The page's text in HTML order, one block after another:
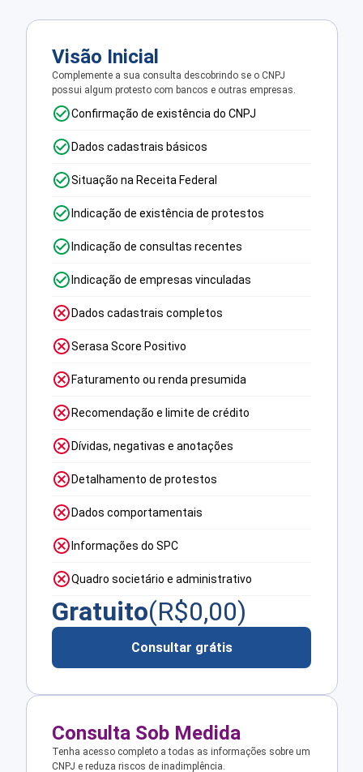
Visão Inicial
Complemente a sua consulta descobrindo se o CNPJ
possui algum protesto com bancos e outras empresas.
Confirmação de existência do CNPJ
Dados cadastrais básicos
Situação na Receita Federal
Indicação de existência de protestos
Indicação de consultas recentes
Indicação de empresas vinculadas
Dados cadastrais completos
Serasa Score Positivo
Faturamento ou renda presumida
Recomendação e limite de crédito
Dívidas, negativas e anotações
Detalhamento de protestos
Dados comportamentais
Informações do SPC
Quadro societário e administrativo
Gratuito(R$0,00)
Consultar grátis
Consulta Sob Medida
Tenha acesso completo a todas as informações sobre um
CNPJ e reduza riscos de inadimplência.